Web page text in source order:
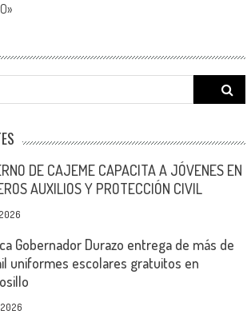
Search
for:
DE CAJEME CAPACITA A JÓVENES EN
AUXILIOS Y PROTECCIÓN CIVIL
Gobernador Durazo entrega de más de
uniformes escolares gratuitos en